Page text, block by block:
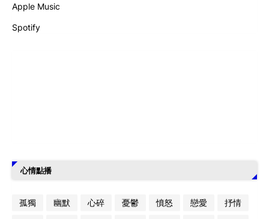
Apple Music
Spotify
心情點播
孤獨 幽默 心碎 憂鬱 憤怒 戀愛
抒情